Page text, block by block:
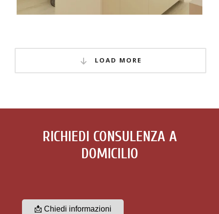
LOAD MORE
RICHIEDI CONSULENZA A
DOMICILIO
📩 Chiedi informazioni